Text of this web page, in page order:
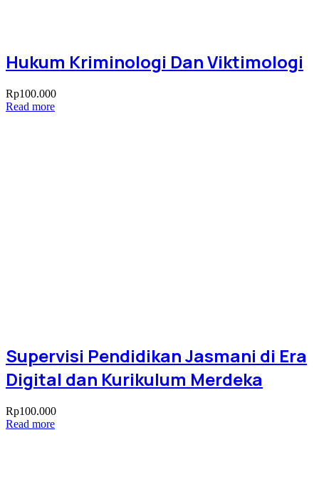
Hukum Kriminologi Dan Viktimologi
Rp100.000
Read more
Supervisi Pendidikan Jasmani di Era
Digital dan Kurikulum Merdeka
Rp100.000
Read more